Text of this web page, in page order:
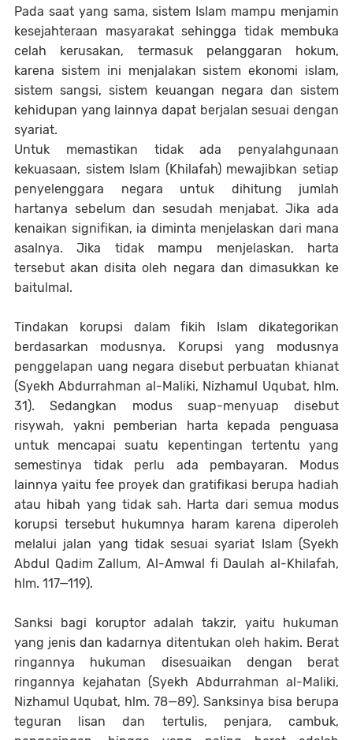
Pada saat yang sama, sistem Islam mampu menjamin
kesejahteraan masyarakat sehingga tidak membuka
celah kerusakan, termasuk pelanggaran hokum,
karena sistem ini menjalakan sistem ekonomi islam,
sistem sangsi, sistem keuangan negara dan sistem
kehidupan yang lainnya dapat berjalan sesuai dengan
syariat.
Untuk memastikan tidak ada penyalahgunaan
kekuasaan, sistem Islam (Khilafah) mewajibkan setiap
penyelenggara negara untuk dihitung jumlah
hartanya sebelum dan sesudah menjabat. Jika ada
kenaikan signifikan, ia diminta menjelaskan dari mana
asalnya. Jika tidak mampu menjelaskan, harta
tersebut akan disita oleh negara dan dimasukkan ke
baitulmal.
Tindakan korupsi dalam fikih Islam dikategorikan
berdasarkan modusnya. Korupsi yang modusnya
penggelapan uang negara disebut perbuatan khianat
(Syekh Abdurrahman al-Maliki, Nizhamul Uqubat, hlm.
31). Sedangkan modus suap-menyuap disebut
risywah, yakni pemberian harta kepada penguasa
untuk mencapai suatu kepentingan tertentu yang
semestinya tidak perlu ada pembayaran. Modus
lainnya yaitu fee proyek dan gratifikasi berupa hadiah
atau hibah yang tidak sah. Harta dari semua modus
korupsi tersebut hukumnya haram karena diperoleh
melalui jalan yang tidak sesuai syariat Islam (Syekh
Abdul Qadim Zallum, Al-Amwal fi Daulah al-Khilafah,
hlm. 117—119).
Sanksi bagi koruptor adalah takzir, yaitu hukuman
yang jenis dan kadarnya ditentukan oleh hakim. Berat
ringannya hukuman disesuaikan dengan berat
ringannya kejahatan (Syekh Abdurrahman al-Maliki,
Nizhamul Uqubat, hlm. 78—89). Sanksinya bisa berupa
teguran lisan dan tertulis, penjara, cambuk,